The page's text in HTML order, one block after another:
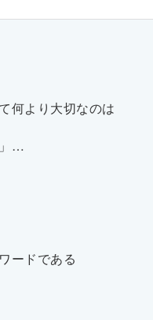
何より大切なのは
…
ードである